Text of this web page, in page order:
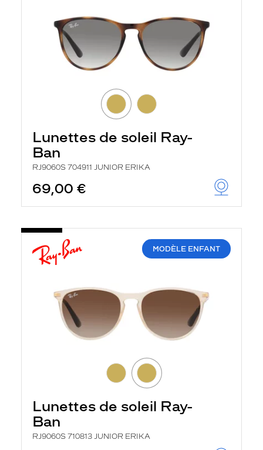
Lunettes de soleil Ray-
Ban
RJ9060S 704911 JUNIOR ERIKA
69,00 €
MODÈLE ENFANT
Lunettes de soleil Ray-
Ban
RJ9060S 710813 JUNIOR ERIKA